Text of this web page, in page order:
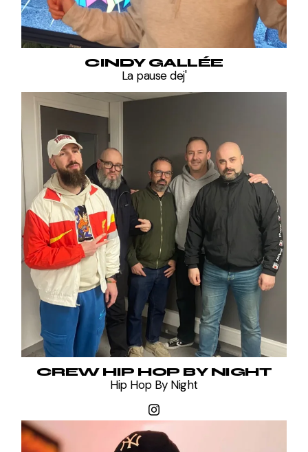
CINDY GALLÉE
La pause dej'
CREW HIP HOP BY NIGHT
Hip Hop By Night